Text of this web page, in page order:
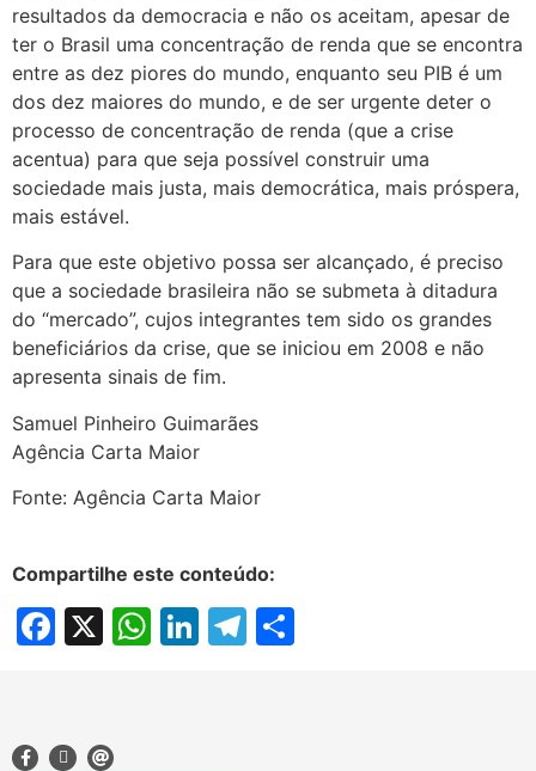
resultados da democracia e não os aceitam, apesar de
ter o Brasil uma concentração de renda que se encontra
entre as dez piores do mundo, enquanto seu PIB é um
dos dez maiores do mundo, e de ser urgente deter o
processo de concentração de renda (que a crise
acentua) para que seja possível construir uma
sociedade mais justa, mais democrática, mais próspera,
mais estável.
Para que este objetivo possa ser alcançado, é preciso
que a sociedade brasileira não se submeta à ditadura
do “mercado”, cujos integrantes tem sido os grandes
beneficiários da crise, que se iniciou em 2008 e não
apresenta sinais de fim.
Samuel Pinheiro Guimarães
Agência Carta Maior
Fonte: Agência Carta Maior
Compartilhe este conteúdo:
Facebook
X WhatsApp
LinkedIn
Telegram